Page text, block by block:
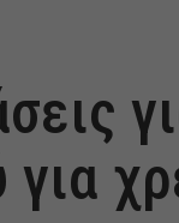
για